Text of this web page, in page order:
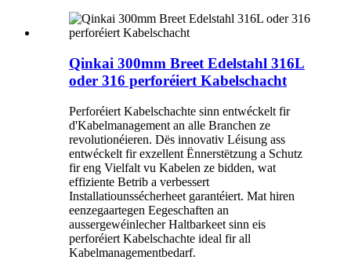
Qinkai 300mm Breet Edelstahl 316L
oder 316 perforéiert Kabelschacht
Perforéiert Kabelschachte sinn entwéckelt fir
d'Kabelmanagement an alle Branchen ze
revolutionéieren. Dës innovativ Léisung ass
entwéckelt fir exzellent Ënnerstëtzung a Schutz
fir eng Vielfalt vu Kabelen ze bidden, wat
effiziente Betrib a verbessert
Installatiounssécherheet garantéiert. Mat hiren
eenzegaartegen Eegeschaften an
aussergewéinlecher Haltbarkeet sinn eis
perforéiert Kabelschachte ideal fir all
Kabelmanagementbedarf.